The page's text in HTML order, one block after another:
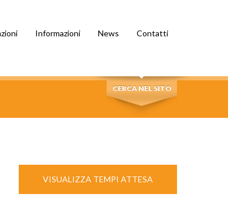
Informazioni News Contatti
CERCA NEL SITO
VISUALIZZA TEMPI ATTESA